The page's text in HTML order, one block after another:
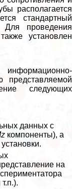
располагается
стандартный
Для проведения
установлен
следующих
данных с
компоненты), а
на